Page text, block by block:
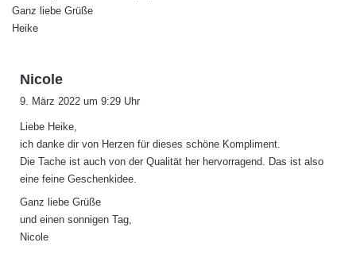
Ganz liebe Grüße
Heike
Nicole
t
:
9. März 2022 um 9:29 Uhr
Liebe Heike,
ich danke dir von Herzen für dieses schöne Kompliment.
Die Tache ist auch von der Qualität her hervorragend. Das ist also
eine feine Geschenkidee.
Ganz liebe Grüße
und einen sonnigen Tag,
Nicole